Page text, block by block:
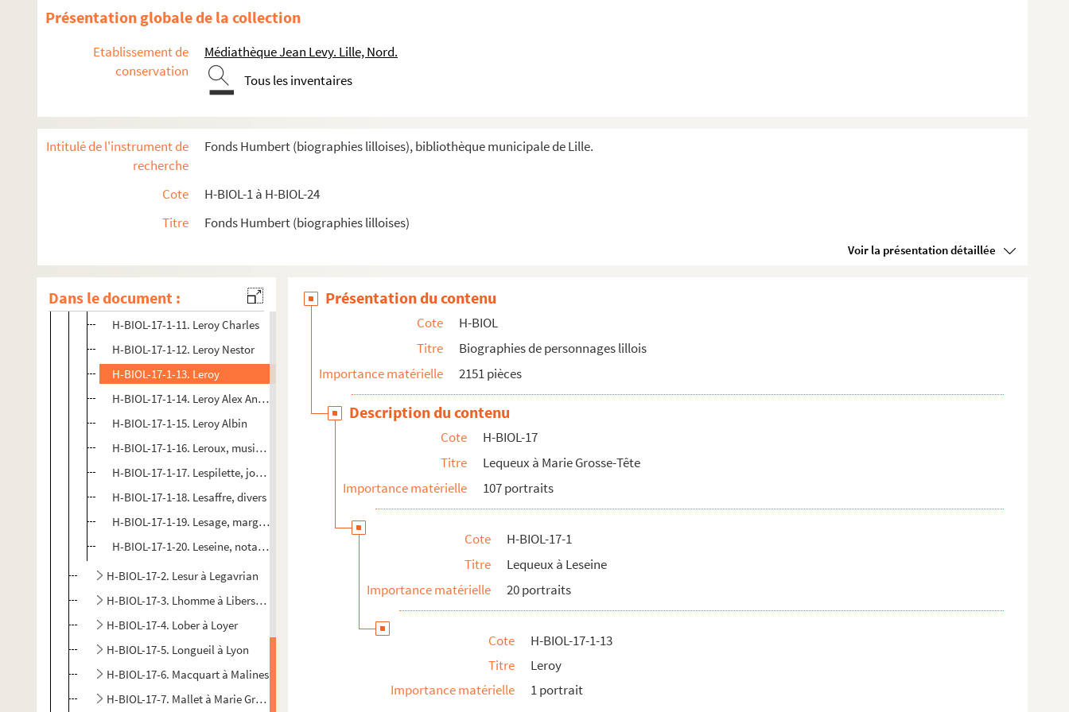
Présentation globale de la collection
Etablissement de
conservation
Médiathèque Jean Levy. Lille, Nord.
Tous les inventaires
Intitulé de l'instrument de
recherche
Fonds Humbert (biographies lilloises), bibliothèque municipale de Lille.
Cote
H-BIOL-1 à H-BIOL-24
Titre
Fonds Humbert (biographies lilloises)
Voir la présentation détaillée
Dans le document :
H-BIOL-17. Lequeux à Marie Grosse-Tête
H-BIOL-17-1. Lequeux à Leseine
H-BIOL-17-1-1. Lequeux, sculpteur
H-BIOL-17-1-3. Leroy Alphonse
H-BIOL-17-1-4. Leroy Alard
H-BIOL-17-1-6. Le Roy Thomas
H-BIOL-17-1-7. Le Roy François
H-BIOL-17-1-9. Leroy Félix
H-BIOL-17-1-10. Leroy Alex Louis Joseph
H-BIOL-17-1-11. Leroy Charles
H-BIOL-17-1-12. Leroy Nestor
H-BIOL-17-1-13. Leroy
H-BIOL-17-1-14. Leroy Alex Antoine Joseph
H-BIOL-17-1-15. Leroy Albin
H-BIOL-17-1-16. Leroux, musicien
H-BIOL-17-1-17. Lespilette, journaliste
H-BIOL-17-1-18. Lesaffre, divers
H-BIOL-17-1-19. Lesage, marguillier
H-BIOL-17-1-20. Leseine, notable
H-BIOL-17-2. Lesur à Legavrian
H-BIOL-17-3. Lhomme à Libersart
H-BIOL-17-4. Lober à Loyer
H-BIOL-17-5. Longueil à Lyon
H-BIOL-17-6. Macquart à Malines
H-BIOL-17-7. Mallet à Marie Grosse-Tête
Présentation du contenu
Cote
H-BIOL
Titre
Biographies de personnages lillois
Importance matérielle
2151 pièces
Description du contenu
Cote
H-BIOL-17
Titre
Lequeux à Marie Grosse-Tête
Importance matérielle
107 portraits
Cote
H-BIOL-17-1
Titre
Lequeux à Leseine
Importance matérielle
20 portraits
Cote
H-BIOL-17-1-13
Titre
Leroy
Importance matérielle
1 portrait